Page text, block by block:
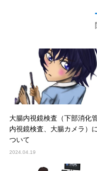
大腸内視鏡検査（下部消化
内視鏡検査、大腸カメラ）に
ついて
2024.04.19